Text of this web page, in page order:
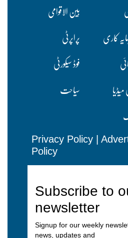
بین الاقوامی
کاری
پراپرٹی
فوڈ سیکورٹی
سیاحت
Privacy Policy
Policy
Subscribe to
newsletter
Signup for our weekly
news, updates and